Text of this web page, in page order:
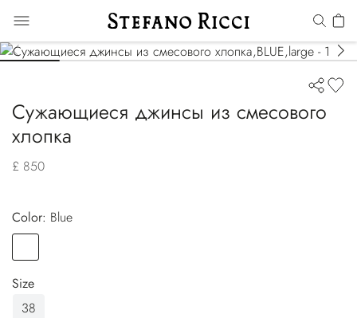
Сужающиеся джинсы из смесового
хлопка
£ 850
Color:
blue
Size
38